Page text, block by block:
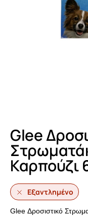
Glee
Καρπούζι
Εξαντλημένο
Glee Δροσιστικό